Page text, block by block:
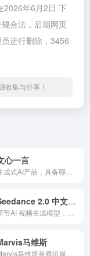
2026年6月2日 下
合法，后期网页
进行删除，3456
收集与分享！
心一言
Seedance 2.0 中文官网
马维斯